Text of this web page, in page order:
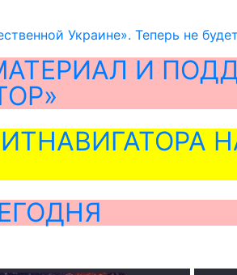
Украине». Теперь не
И